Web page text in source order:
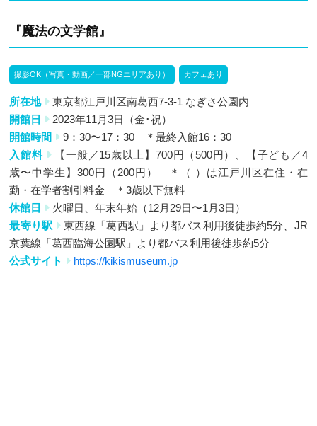
『魔法の文学館』
撮影OK（写真・動画／一部NGエリアあり） カフェあり
所在地
東京都江戸川区南葛西7-3-1 なぎさ公園内
開館日
2023年11月3日（金･祝）
開館時間
9：30〜17：30 ＊最終入館16：30
入館料
【一般／15歳以上】700円（500円）、【子ども／4
歳〜中学生】300円（200円） ＊（ ）は江戸川区在住・在
勤・在学者割引料金 ＊3歳以下無料
休館日
火曜日、年末年始（12月29日〜1月3日）
最寄り駅
東西線「葛西駅」より都バス利用後徒歩約5分、JR
京葉線「葛西臨海公園駅」より都バス利用後徒歩約5分
公式サイト
https://kikismuseum.jp